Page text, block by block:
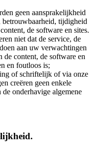
geen aansprakelijkheid
tijdigheid
de software en sites.
niet dat de service, de
aan uw verwachtingen
de content, de software en
en foutloos is;
of schriftelijk of via onze
creëren geen enkele
onderhavige algemene